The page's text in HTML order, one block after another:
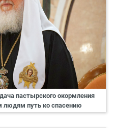
пастырского окормления
путь ко спасению